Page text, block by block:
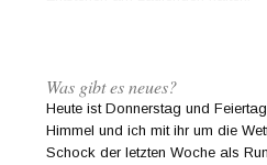
Was gibt es neues?
Heute ist Donnerstag und
Himmel und ich mit ihr um die
Schock der letzten Woche als